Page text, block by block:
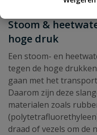
de petrochemische
Stoom &
hoge druk
Een stoom- en
tegen de hoge
gaan met het
Daarom zijn deze
materialen zoals
draad of vezels om de